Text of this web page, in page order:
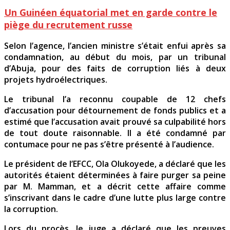
Un Guinéen équatorial met en garde contre le
piège du recrutement russe
Selon l’agence, l’ancien ministre s’était enfui après sa
condamnation, au début du mois, par un tribunal
d’Abuja, pour des faits de corruption liés à deux
projets hydroélectriques.
Le tribunal l’a reconnu coupable de 12 chefs
d’accusation pour détournement de fonds publics et a
estimé que l’accusation avait prouvé sa culpabilité hors
de tout doute raisonnable. Il a été condamné par
contumace pour ne pas s’être présenté à l’audience.
Le président de l’EFCC, Ola Olukoyede, a déclaré que les
autorités étaient déterminées à faire purger sa peine
par M. Mamman, et a décrit cette affaire comme
s’inscrivant dans le cadre d’une lutte plus large contre
la corruption.